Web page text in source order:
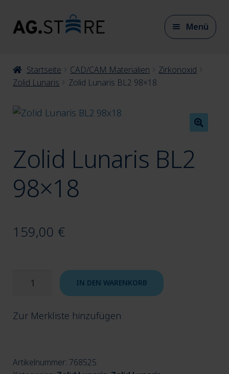
Zur
Navigation
Zum
Inhalt
Menü
CAD/CAM Materialien
CAD/CAM Zubehör
Artikulation
Startseite CAD/CAM Materialien
Zirkonoxid
Zolid Lunaris
Zolid Lunaris BL2 98×18
Zolid Lunaris BL2
98×18
159,00 €
Zolid
98x18
IN DEN WARENKORB
Zur Merkliste hinzufügen
Artikelnummer: 768525